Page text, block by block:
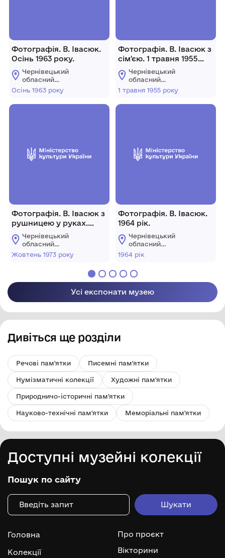
Фотографія. В. Івасюк.
Осінь 1963 року.
Чернівецький
обласний
меморіальний музей
Володимира Івасюка
Осінь 1963 року
Фотографія. В. Івасюк з
рушницею у руках.
Жовтень 1973 року.
Чернівецький
обласний
меморіальний музей
Володимира Івасюка
Жовтень 1973 року
Фотографія. В. Івасюк з
сім'єю. 1 травня 1955
року.Чернівецький
обласний
меморіальний музей
Володимира Івасюка
1 травня 1955 року
Фотографія. В. Івасюк.
1964 рік.
Чернівецький
обласний
меморіальний музей
Володимира Івасюка
1964 рік
Усі експонати музею
Дивіться ще розділи
Речові пам'ятки Писемні пам'ятки
Нумізматичні колекції Художні пам'ятки
Природничо-історичні пам'ятки
Науково-технічні пам'ятки Меморіальні пам'ятки
Доступні музейні колекції
Пошук по сайту
Головна
Колекції
Про проєкт
Вікторини